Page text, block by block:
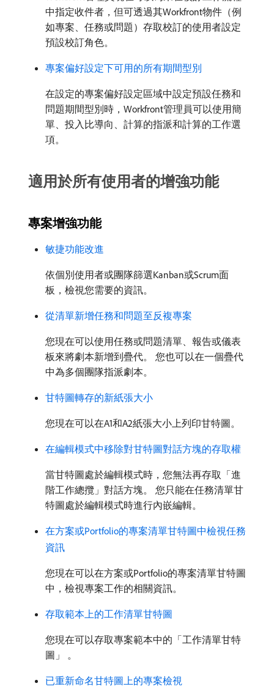
中指定收件者，但可透過其Workfront物件（例
如專案、任務或問題）存取校訂的使用者設定
預設校訂角色。
專案偏好設定下可用的所有期間型別
在設定的專案偏好設定區域中設定預設任務和
問題期間型別時，Workfront管理員可以使用簡
單、投入比導向、計算的指派和計算的工作選
項。
適用於所有使用者的增強功能
專案增強功能
敏捷功能改進
依個別使用者或團隊篩選Kanban或Scrum面
板，檢視您需要的資訊。
從清單新增任務和問題至反複專案
您現在可以使用任務或問題清單、報告或儀表
板來將劇本新增到疊代。 您也可以在一個疊代
中為多個團隊指派劇本。
甘特圖轉存的新紙張大小
您現在可以在A1和A2紙張大小上列印甘特圖。
在編輯模式中移除對甘特圖對話方塊的存取權
當甘特圖處於編輯模式時，您無法再存取「進
階工作總攬」對話方塊。 您只能在任務清單甘
特圖處於編輯模式時進行內嵌編輯。
在方案或Portfolio的專案清單甘特圖中檢視任務
資訊
您現在可以在方案或Portfolio的專案清單甘特圖
中，檢視專案工作的相關資訊。
存取範本上的工作清單甘特圖
您現在可以存取專案範本中的「工作清單甘特
圖」 。
已重新命名甘特圖上的專案檢視